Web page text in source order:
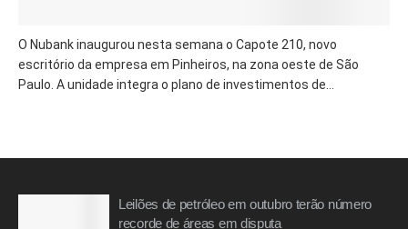
O Nubank inaugurou nesta semana o Capote 210, novo
escritório da empresa em Pinheiros, na zona oeste de São
Paulo. A unidade integra o plano de investimentos de...
Leilões de petróleo em outubro terão número
recorde de áreas em disputa